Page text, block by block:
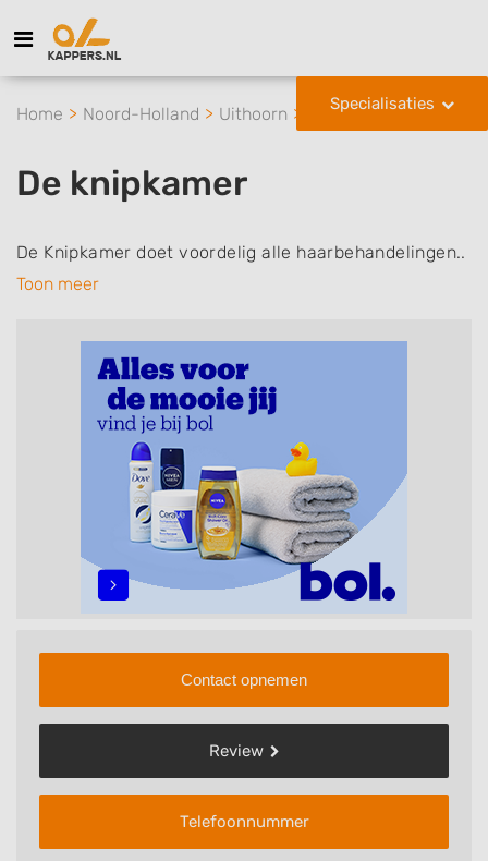
Specialisaties
Home Noord-Holland Uithoorn De knipkamer
De knipkamer
De Knipkamer doet voordelig alle haarbehandelingen..
Toon meer
Contact opnemen
Review
Telefoonnummer